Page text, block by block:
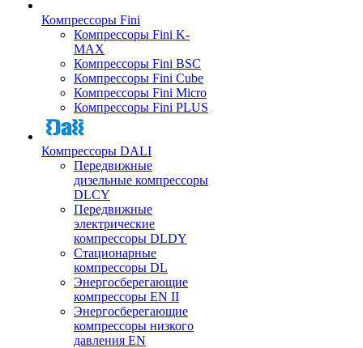
Компрессоры Fini
Компрессоры Fini K-
MAX
Компрессоры Fini BSC
Компрессоры Fini Cube
Компрессоры Fini Micro
Компрессоры Fini PLUS
Компрессоры DALI
Передвижные
дизельные компрессоры
DLCY
Передвижные
электрические
компрессоры DLDY
Стационарные
компрессоры DL
Энергосберегающие
компрессоры EN II
Энергосберегающие
компрессоры низкого
давления EN